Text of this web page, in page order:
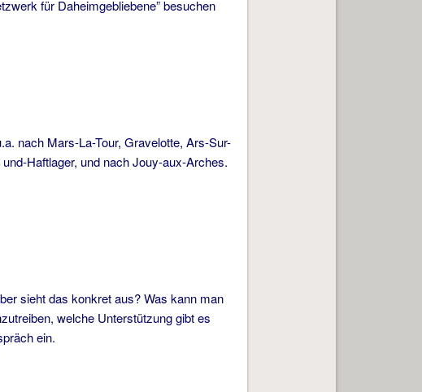
für Daheimgebliebene” besuchen
nach Mars-La-Tour, Gravelotte, Ars-Sur-
Haftlager, und nach Jouy-aux-Arches.
sieht das konkret aus? Was kann man
welche Unterstützung gibt es
ein.